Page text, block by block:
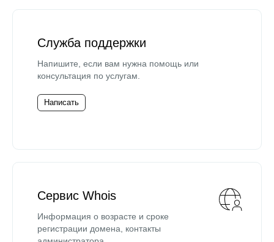
Служба поддержки
Напишите, если вам нужна помощь или
консультация по услугам.
Написать
Сервис Whois
Информация о возрасте и сроке
регистрации домена, контакты